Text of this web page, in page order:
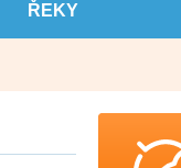
ŘEKY